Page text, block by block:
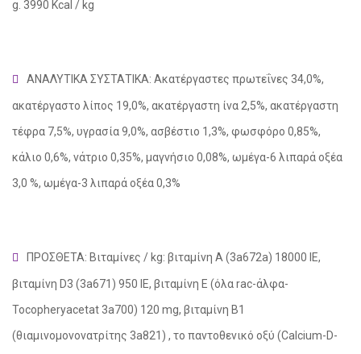
g. 3990 Kcal / kg
ΑΝΑΛΥΤΙΚΑ ΣΥΣΤΑΤΙΚΑ: Ακατέργαστες πρωτεΐνες 34,0%,
ακατέργαστο λίπος 19,0%, ακατέργαστη ίνα 2,5%, ακατέργαστη
τέφρα 7,5%, υγρασία 9,0%, ασβέστιο 1,3%, φωσφόρο 0,85%,
κάλιο 0,6%, νάτριο 0,35%, μαγνήσιο 0,08%, ωμέγα-6 λιπαρά οξέα
3,0 %, ωμέγα-3 λιπαρά οξέα 0,3%
ΠΡΟΣΘΕΤΑ: Βιταμίνες / kg: βιταμίνη Α (3a672a) 18000 IE,
βιταμίνη D3 (3a671) 950 IE, βιταμίνη Ε (όλα rac-άλφα-
Tocopheryacetat 3a700) 120 mg, βιταμίνη Β1
(θιαμινομονονατρίτης 3a821) , το παντοθενικό οξύ (Calcium-D-